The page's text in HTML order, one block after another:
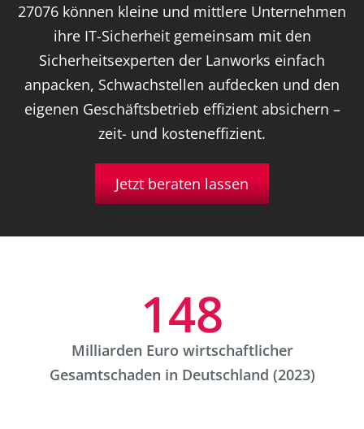
27076 können kleine und mittlere Unternehmen
ihre IT-Sicherheit gemeinsam mit den
Sicherheitsexperten der Lanworks einfach
anpacken, Schwachstellen aufdecken und den
eigenen Geschäftsbetrieb effizient absichern –
zeit- und kosteneffizient.
Jetzt beraten lassen
148
Milliarden Euro wirtschaftlicher
Gesamtschaden in Deutschland (2023)